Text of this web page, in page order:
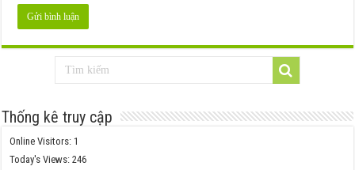
Thống kê truy cập
Online Visitors:1
Today's Views:246